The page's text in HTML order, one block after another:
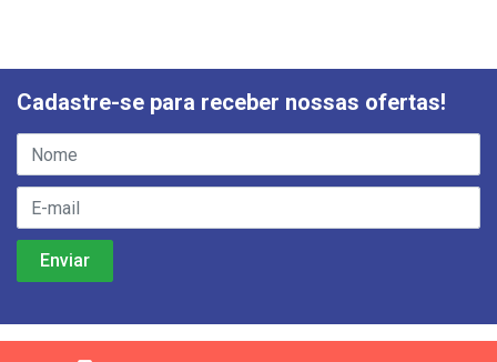
Cadastre-se para receber nossas ofertas!